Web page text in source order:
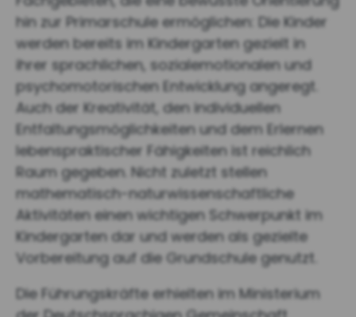
hin zur Primarschule ermöglichen: Die Kinder
werden bereits im Kindergarten gezielt in
ihrer sprachlichen, sozialemotionalen und
psychomotorischen Entwicklung angeregt.
Auch der Kreativität, den individuellen
Entfaltungsmöglichkeiten und dem Erlernen
lebenspraktischer Fähigkeiten ist reichlich
Raum gegeben. Nicht zuletzt stellen
mathematisch-naturwissenschaftliche
Aktivitäten einen wichtigen Schwerpunkt im
Kindergarten dar und werden als gezielte
Vorbereitung auf die Grundschule genutzt.
Die Führungskräfte erhielten im Ministerium